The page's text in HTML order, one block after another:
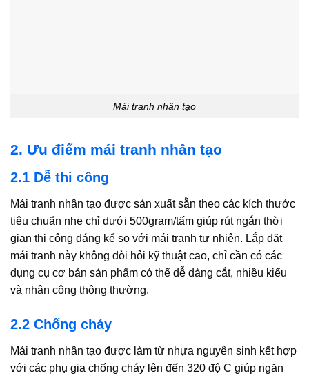
Mái tranh nhân tạo
2. Ưu điểm mái tranh nhân tạo
2.1 Dễ thi công
Mái tranh nhân tạo được sản xuất sẵn theo các kích thước
tiêu chuẩn nhẹ chỉ dưới 500gram/tấm giúp rút ngắn thời
gian thi công đáng kể so với mái tranh tự nhiên. Lắp đặt
mái tranh này không đòi hỏi kỹ thuật cao, chỉ cần có các
dụng cụ cơ bản sản phẩm có thể dễ dàng cắt, nhiều kiểu
và nhân công thông thường.
2.2 Chống cháy
Mái tranh nhân tạo được làm từ nhựa nguyên sinh kết hợp
với các phụ gia chống cháy lên đến 320 độ C giúp ngăn